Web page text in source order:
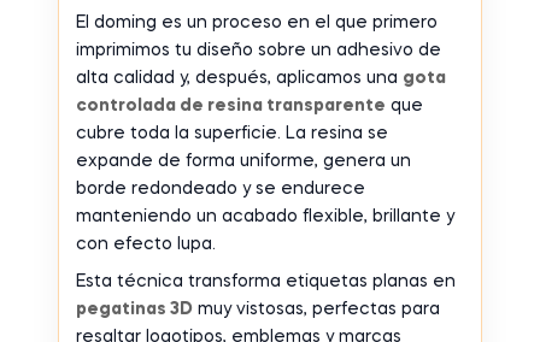
El doming es un proceso en el que primero
imprimimos tu diseño sobre un adhesivo de
alta calidad y, después, aplicamos una gota
controlada de resina transparente que
cubre toda la superficie. La resina se
expande de forma uniforme, genera un
borde redondeado y se endurece
manteniendo un acabado flexible, brillante y
con efecto lupa.
Esta técnica transforma etiquetas planas en
pegatinas 3D muy vistosas, perfectas para
resaltar logotipos, emblemas y marcas